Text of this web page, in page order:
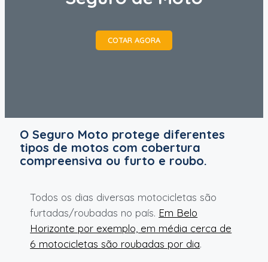
COTAR AGORA
O Seguro Moto protege diferentes
tipos de motos com cobertura
compreensiva ou furto e roubo.
Todos os dias diversas motocicletas são
furtadas/roubadas no país. Em Belo
Horizonte por exemplo, em média cerca de
6 motocicletas são roubadas por dia.